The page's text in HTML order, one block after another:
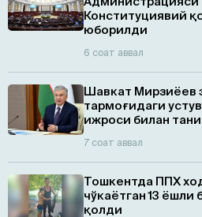
Конституциявий
юборилди
6 соат аввал
Шавкат Мирзиёев
тармоғидаги
ижроси билан
7 соат аввал
Тошкентда ППХ
чўкаётган 13 ёшли
қолди